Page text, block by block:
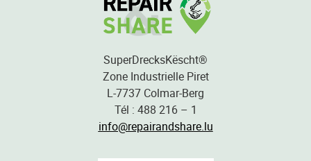
SuperDrecksKëscht®
Zone Industrielle Piret
L-7737 Colmar-Berg
Tél : 488 216 – 1
info@repairandshare.lu